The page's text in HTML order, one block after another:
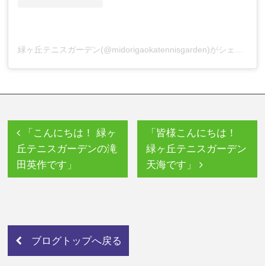
緑ヶ丘テニスガーデン(@midorigaokatennisgarden)がシェアした投稿
「皆様こんにちは！
緑ヶ丘テニスガーデン
天海です」
「こんにちは！ 緑ヶ
丘テニスガーデンの滝
田英作です」
ブログトップへ戻る